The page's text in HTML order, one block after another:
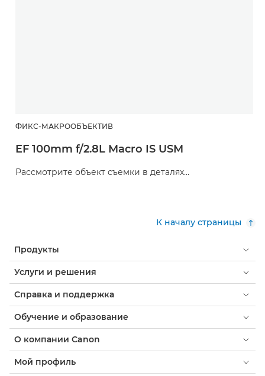
ФИКС-МАКРООБЪЕКТИВ
EF 100mm f/2.8L Macro IS USM
Рассмотрите объект съемки в деталях…
К началу страницы
Продукты
Услуги и решения
Справка и поддержка
Обучение и образование
О компании Canon
Мой профиль